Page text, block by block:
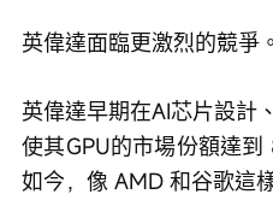
英偉達面臨更激烈的競爭。
英偉達早期在AI芯片設計
使其GPU的市場份額達到
如今，像 AMD 和谷歌這